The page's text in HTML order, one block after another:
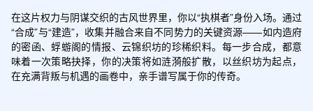
在这片权力与阴谋交织的古风世界里，你以“执棋者”身份入场。通过
“合成”与“建造”，收集并融合来自不同势力的关键资源——如内造府
的密函、蜉蝣阁的情报、云锦织坊的珍稀织料。每一步合成，都意
味着一次策略抉择，你的决策将如涟漪般扩散，以丝织坊为起点，
在充满背叛与机遇的画卷中，亲手谱写属于你的传奇。